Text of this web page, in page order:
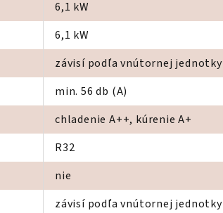
6,1 kW
6,1 kW
závisí podľa vnútornej jednotky
min. 56 db (A)
chladenie A++, kúrenie A+
R32
nie
závisí podľa vnútornej jednotky